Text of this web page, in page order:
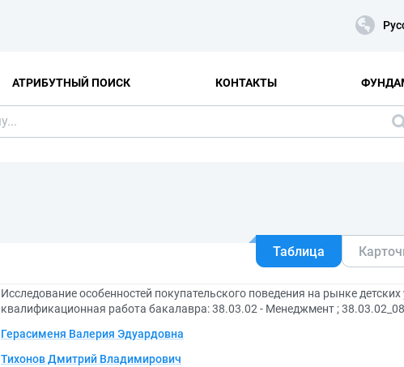
АТРИБУТНЫЙ ПОИСК КОНТАКТЫ
Таблица
Исследование особенностей покупательского поведения на рынке детских
квалификационная работа бакалавра: 38.03.02 - Менеджмент ;
Герасименя Валерия Эдуардовна
Тихонов Дмитрий Владимирович